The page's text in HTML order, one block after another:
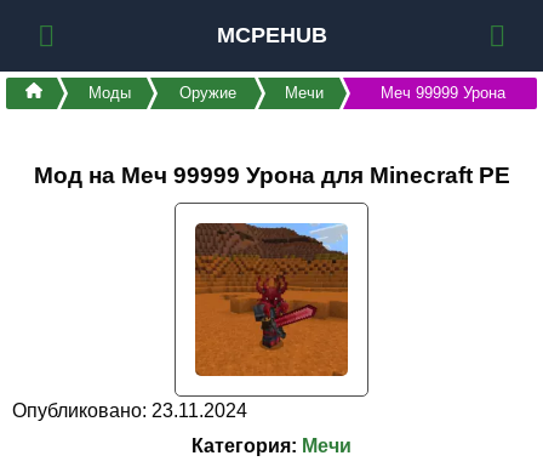
MCPEHUB
Моды Оружие Мечи Меч 99999 Урона
Мод на Меч 99999 Урона для Minecraft PE
Опубликовано: 23.11.2024
Категория: Мечи